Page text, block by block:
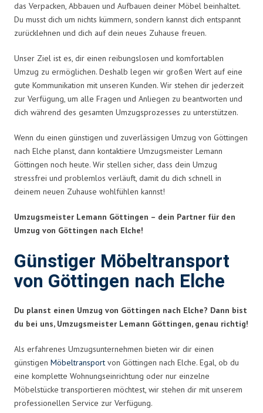
das Verpacken, Abbauen und Aufbauen deiner Möbel beinhaltet.
Du musst dich um nichts kümmern, sondern kannst dich entspannt
zurücklehnen und dich auf dein neues Zuhause freuen.
Unser Ziel ist es, dir einen reibungslosen und komfortablen
Umzug zu ermöglichen. Deshalb legen wir großen Wert auf eine
gute Kommunikation mit unseren Kunden. Wir stehen dir jederzeit
zur Verfügung, um alle Fragen und Anliegen zu beantworten und
dich während des gesamten Umzugsprozesses zu unterstützen.
Wenn du einen günstigen und zuverlässigen Umzug von Göttingen
nach Elche planst, dann kontaktiere Umzugsmeister Lemann
Göttingen noch heute. Wir stellen sicher, dass dein Umzug
stressfrei und problemlos verläuft, damit du dich schnell in
deinem neuen Zuhause wohlfühlen kannst!
Umzugsmeister Lemann Göttingen – dein Partner für den
Umzug von Göttingen nach Elche!
Günstiger Möbeltransport
von Göttingen nach Elche
Du planst einen Umzug von Göttingen nach Elche? Dann bist
du bei uns, Umzugsmeister Lemann Göttingen, genau richtig!
Als erfahrenes Umzugsunternehmen bieten wir dir einen
günstigen Möbeltransport von Göttingen nach Elche. Egal, ob du
eine komplette Wohnungseinrichtung oder nur einzelne
Möbelstücke transportieren möchtest, wir stehen dir mit unserem
professionellen Service zur Verfügung.